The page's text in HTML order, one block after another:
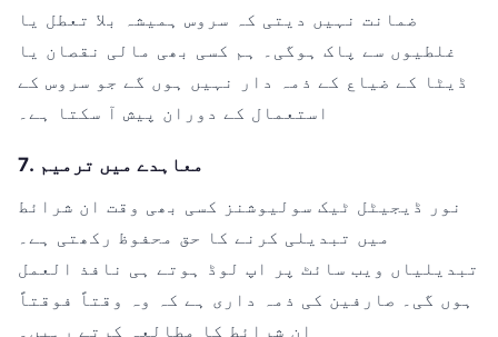
ضمانت نہیں دیتی کہ سروس ہمیشہ بلا تعطل یا
غلطیوں سے پاک ہوگی۔ ہم کسی بھی مالی نقصان یا
ڈیٹا کے ضیاع کے ذمہ دار نہیں ہوں گے جو سروس کے
استعمال کے دوران پیش آ سکتا ہے۔
7. معاہدے میں ترمیم
نور ڈیجیٹل ٹیک سولیوشنز کسی بھی وقت ان شرائط
میں تبدیلی کرنے کا حق محفوظ رکھتی ہے۔
تبدیلیاں ویب سائٹ پر اپ لوڈ ہوتے ہی نافذ العمل
ہوں گی۔ صارفین کی ذمہ داری ہے کہ وہ وقتاً فوقتاً
ان شرائط کا مطالعہ کرتے رہیں۔